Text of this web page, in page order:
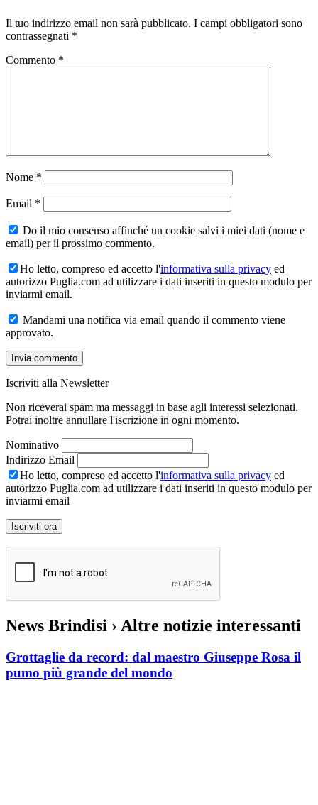
Il tuo indirizzo email non sarà pubblicato. I campi obbligatori sono
contrassegnati *
Commento *
Nome *
Email *
Do il mio consenso affinché un cookie salvi i miei dati (nome e
email) per il prossimo commento.
Ho letto, compreso ed accetto l'informativa sulla privacy ed
autorizzo Puglia.com ad utilizzare i dati inseriti in questo modulo per
inviarmi email.
Mandami una notifica via email quando il commento viene
approvato.
Iscriviti alla Newsletter
Non riceverai spam ma messaggi in base agli interessi selezionati.
Potrai inoltre annullare l'iscrizione in ogni momento.
Nominativo
Indirizzo Email
Ho letto, compreso ed accetto l'informativa sulla privacy ed
autorizzo Puglia.com ad utilizzare i dati inseriti in questo modulo per
inviarmi email
News Brindisi › Altre notizie interessanti
Grottaglie da record: dal maestro Giuseppe Rosa il
pumo più grande del mondo